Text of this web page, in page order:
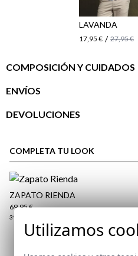
LAVANDA
17,95 € / 27,95 €
COMPOSICIÓN Y CUIDADOS
ENVÍOS
DEVOLUCIONES
cliente
COMPLETA TU LOOK
ZAPATO RIENDA
69,95 €
39
Utilizamos